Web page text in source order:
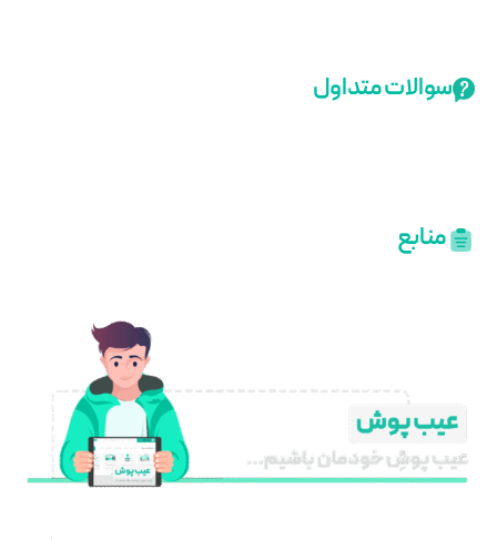
سوالات متداول
منابع